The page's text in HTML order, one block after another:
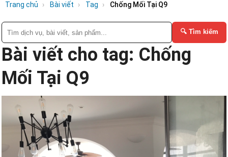
Trang chủ Bài viết Tag Chống Mối Tại Q9
🔍 Tìm kiếm
Bài viết cho tag: Chống
Mối Tại Q9